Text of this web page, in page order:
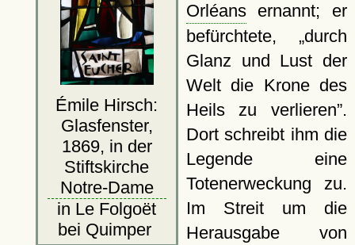
Émile Hirsch:
Glasfenster,
1869, in der
Stiftskirche
Notre-Dame
in Le Folgoët
bei Quimper
Orléansernannt; er
befürchtete,
durch
Glanz und Lust der
Welt die Krone des
Heils zu verlieren .
Dort schreibt ihm die
Legende eine
Totenerweckung zu.
Im Streit um die
Herausgabe von